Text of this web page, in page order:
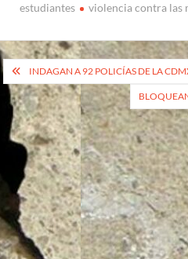
estudiantes
violencia contra las
Navegación
de
entradas
INDAGAN A 92 POLICÍAS DE LA